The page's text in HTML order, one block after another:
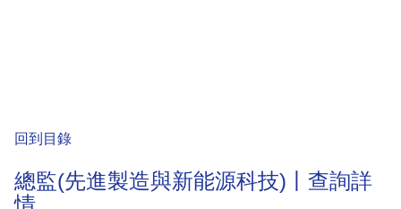
回到目錄
總監(先進製造與新能源科技)丨查詢詳
情